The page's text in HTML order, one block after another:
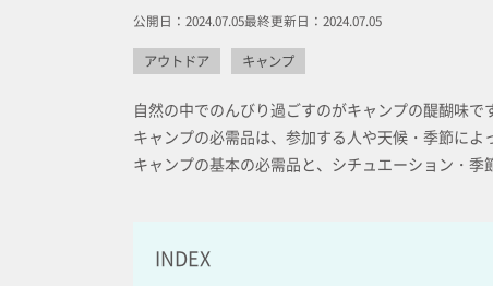
公開日：2024.07.05最終更新日：2024.07.05
アウトドア キャンプ
自然の中でのんびり過ごすのがキャンプの醍醐味
キャンプの必需品は、参加する人や天候・季節によ
キャンプの基本の必需品と、シチュエーション・季
INDEX